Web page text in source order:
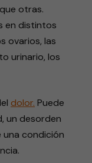
otras.
en distintos
ovarios, las
urinario, los
dolor. Puede
un desorden
una condición